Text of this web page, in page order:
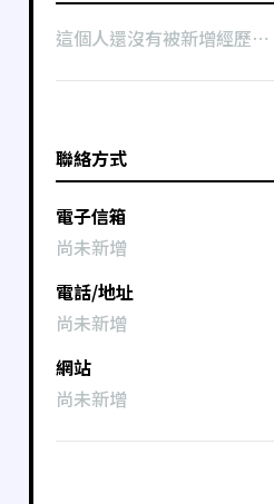
這個人還沒有被新增經歷⋯
聯絡方式
電子信箱
尚未新增
電話/地址
尚未新增
網站
尚未新增